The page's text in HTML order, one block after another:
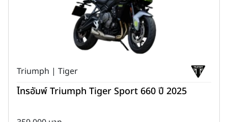
Triumph | Tiger
ไทรอัมพ์ Triumph Tiger Sport 660 ปี 2025